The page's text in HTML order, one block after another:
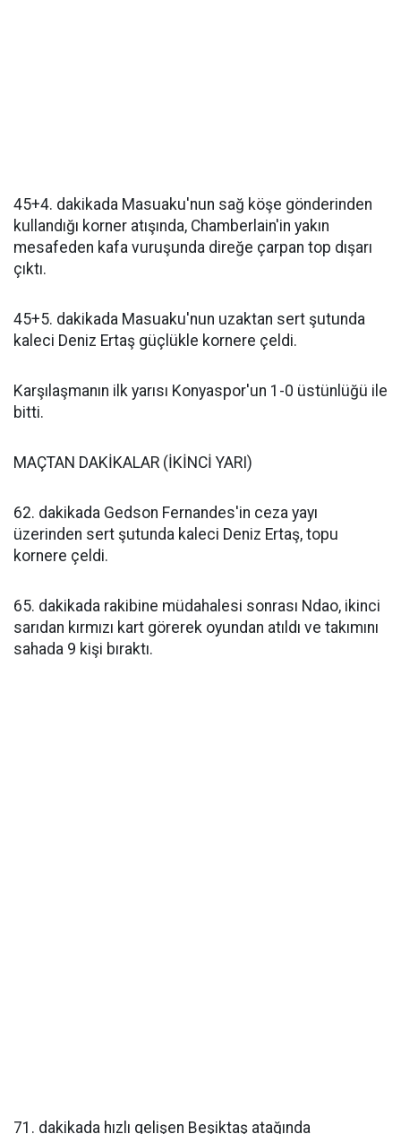
45+4. dakikada Masuaku'nun sağ köşe gönderinden
kullandığı korner atışında, Chamberlain'in yakın
mesafeden kafa vuruşunda direğe çarpan top dışarı
çıktı.
45+5. dakikada Masuaku'nun uzaktan sert şutunda
kaleci Deniz Ertaş güçlükle kornere çeldi.
Karşılaşmanın ilk yarısı Konyaspor'un 1-0 üstünlüğü ile
bitti.
MAÇTAN DAKİKALAR (İKİNCİ YARI)
62. dakikada Gedson Fernandes'in ceza yayı
üzerinden sert şutunda kaleci Deniz Ertaş, topu
kornere çeldi.
65. dakikada rakibine müdahalesi sonrası Ndao, ikinci
sarıdan kırmızı kart görerek oyundan atıldı ve takımını
sahada 9 kişi bıraktı.
71. dakikada hızlı gelişen Beşiktaş atağında